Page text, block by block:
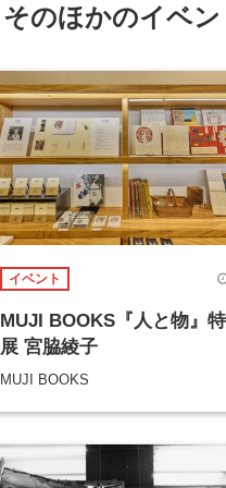
そのほかのイベン
イベント
MUJI BOOKS『人と物』
展 宮脇綾子
MUJI BOOKS